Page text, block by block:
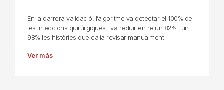
En la darrera validació, l’algoritme va detectar el 100% de
les infeccions quirúrgiques i va reduir entre un 82% i un
98% les històries que calia revisar manualment
Ver más